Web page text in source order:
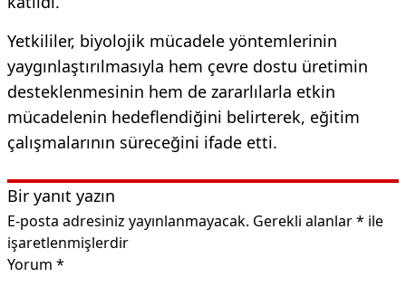
Yetkililer, biyolojik mücadele yöntemlerinin
yaygınlaştırılmasıyla hem çevre dostu üretimin
desteklenmesinin hem de zararlılarla etkin
mücadelenin hedeflendiğini belirterek, eğitim
çalışmalarının süreceğini ifade etti.
Bir yanıt yazın
E-posta adresiniz yayınlanmayacak. Gerekli alanlar* ile
işaretlenmişlerdir
Yorum *